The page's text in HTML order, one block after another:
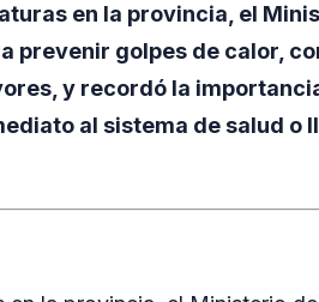
en la provincia, el
prevenir golpes de calor,
y recordó la
al sistema de salud o